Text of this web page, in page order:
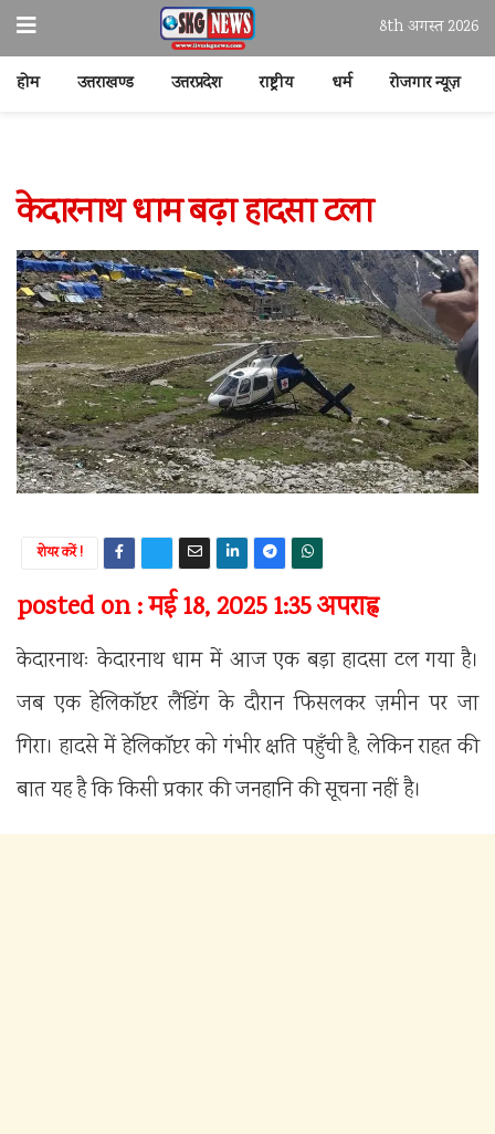
8th अगस्त 2026
होम उत्तराखण्ड उत्तरप्रदेश राष्ट्रीय धर्म रोजगार न्यूज़
केदारनाथ धाम बढ़ा हादसा टला
शेयर करें !
posted on : मई 18, 2025 1:35 अपराह्न
केदारनाथः केदारनाथ धाम में आज एक बड़ा हादसा टल गया है।
जब एक हेलिकॉप्टर लैंडिंग के दौरान फिसलकर ज़मीन पर जा
गिरा। हादसे में हेलिकॉप्टर को गंभीर क्षति पहुँची है, लेकिन राहत की
बात यह है कि किसी प्रकार की जनहानि की सूचना नहीं है।